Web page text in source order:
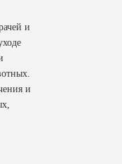
и
и